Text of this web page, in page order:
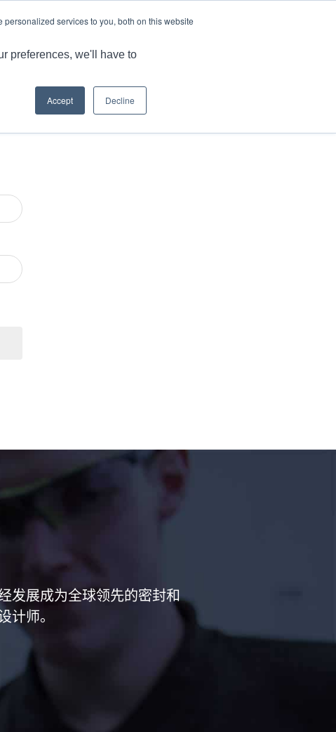
services to you, both on this website
preferences, we'll have to
Accept Decline
产品 MARKET 应用
发展成为全球领先的密封和
计师。